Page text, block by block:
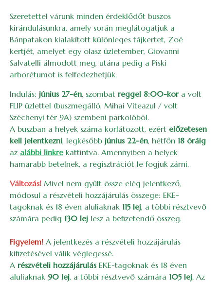
Szeretettel várunk minden érdeklődőt buszos
kirándulásunkra, amely során meglátogatjuk a
Bánpatakon kialakított különleges tájkertet, Zoé
kertjét, amelyet egy olasz üzletember, Giovanni
Salvatelli álmodott meg, utána pedig a Piski
arborétumot is felfedezhetjük.
Indulás: június 27-én, szombat reggel 8:00-kora volt
FLIP üzlettel (buszmegálló, Mihai Viteazul / volt
Széchenyi tér 9A) szembeni parkolóból.
A buszban a helyek száma korlátozott, ezért előzetesen
kell jelentkezni, legkésőbb június 22-én, hétfőn 18 óráig
az alábbi linkre kattintva. Amennyiben a helyek
hamarabb betelnek, a regisztrációt le fogjuk zárni.
Változás! Mivel nem gyűlt össze elég jelentkező,
módosul a részvételi hozzájárulás összege: EKE-
tagoknak és 18 éven aluliaknak 115 lej, a többi résztvevő
számára pedig 130 lej lesz a befizetendő összeg.
Figyelem! A jelentkezés a részvételi hozzájárulás
kifizetésével válik véglegessé.
A részvételi hozzájárulás EKE-tagoknak és 18 éven
aluliaknak 90 lej, a többi résztvevő számára 105 lej. Az